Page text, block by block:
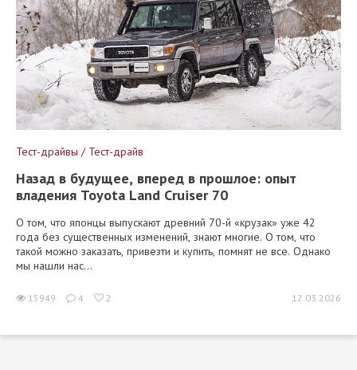
Тест-драйвы / Тест-драйв
Назад в будущее, вперед в прошлое: опыт
владения Toyota Land Cruiser 70
О том, что японцы выпускают древний 70-й «крузак» уже 42
года без существенных изменений, знают многие. О том, что
такой можно заказать, привезти и купить, помнят не все. Однако
мы нашли нас...
15949 4 2 12.03.2026